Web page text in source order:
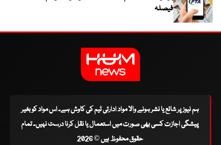
فیصلہ
ہم نیوز پر شائع یا نشر ہونے والا مواد ادارتی ٹیم کی کاوش ہے۔ اس مواد کو بغیر
پیشگی اجازت کسی بھی صورت میں استعمال یا نقل کرنا درست نہیں۔ تمام
حقوق محفوظ ہیں © 2026